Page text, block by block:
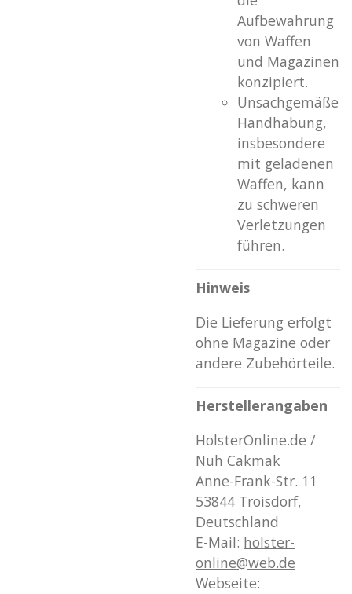
Aufbewahrung
von Waffen
und Magazinen
konzipiert.
Unsachgemäße
Handhabung,
insbesondere
mit geladenen
Waffen, kann
zu schweren
Verletzungen
führen.
Hinweis
Die Lieferung erfolgt
ohne Magazine oder
andere Zubehörteile.
Herstellerangaben
HolsterOnline.de /
Nuh Cakmak
Anne-Frank-Str. 11
53844 Troisdorf,
Deutschland
E-Mail: holster-
online@web.de
Webseite: